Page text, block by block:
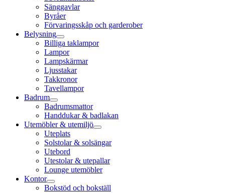
Sänggavlar
Byråer
Förvaringsskåp och garderober
Belysning
Billiga taklampor
Lampor
Lampskärmar
Ljusstakar
Takkronor
Tavellampor
Badrum
Badrumsmattor
Handdukar & badlakan
Utemöbler & utemiljö
Uteplats
Solstolar & solsängar
Utebord
Utestolar & utepallar
Lounge utemöbler
Kontor
Bokstöd och bokställ